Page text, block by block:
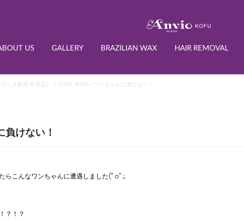
US GALLERY BRAZILIAN WAX HAIR REMOVAL
ィオ銀座 甲府店） » STAFF BLOG » ワンちゃんに負けない！
負けない！
らこんなワンちゃんに遭遇しました(ﾟoﾟ;;
？！？